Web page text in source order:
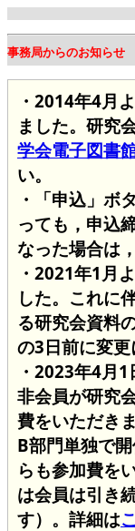
事務局からのお知らせ
・2014年4月
ました。研究
学会電子図書
い。
・「申込」ボ
っても，申込
なった場合は
・2021年1月
した。これに
る研究会資料
の3日前に変更
・2023年4月
非会員が研究
費をいただき
B部門単独で
らも参加費を
は会員は引き
す）。詳細は